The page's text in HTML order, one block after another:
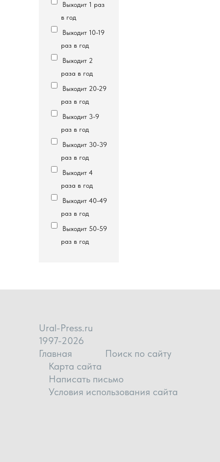
Выходит 1 раз
в год
Выходит 10-19
раз в год
Выходит 2
раза в год
Выходит 20-29
раз в год
Выходит 3-9
раз в год
Выходит 30-39
раз в год
Выходит 4
раза в год
Выходит 40-49
раз в год
Выходит 50-59
раз в год
Ural-Press.ru
1997-2026
Главная
Поиск по сайту
Карта сайта
Написать письмо
Условия использования сайта